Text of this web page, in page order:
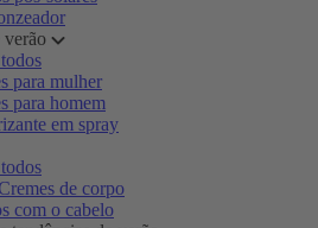
verão
para mulher
para homem
em spray
de corpo
com o cabelo